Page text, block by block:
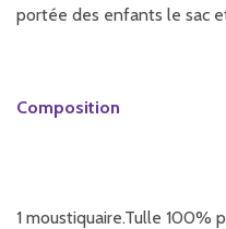
portée des enfants le sac
Composition
1 moustiquaire.Tulle 100%